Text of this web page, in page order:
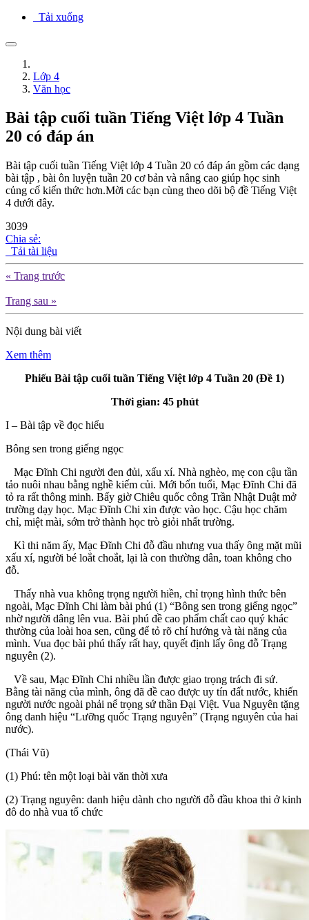
Tải xuống
Lớp 4
Văn học
Bài tập cuối tuần Tiếng Việt lớp 4 Tuần
20 có đáp án
Bài tập cuối tuần Tiếng Việt lớp 4 Tuần 20 có đáp án gồm các dạng
bài tập , bài ôn luyện tuần 20 cơ bản và nâng cao giúp học sinh
củng cố kiến thức hơn.Mời các bạn cùng theo dõi bộ đề Tiếng Việt
4 dưới đây.
3039
Chia sẻ:
Tải tài liệu
« Trang trước
Trang sau »
Nội dung bài viết
Xem thêm
Phiếu Bài tập cuối tuần Tiếng Việt lớp 4 Tuần 20 (Đề 1)
Thời gian: 45 phút
I – Bài tập về đọc hiểu
Bông sen trong giếng ngọc
Mạc Đĩnh Chi người đen đủi, xấu xí. Nhà nghèo, mẹ con cậu tần
tảo nuôi nhau bằng nghề kiếm củi. Mới bốn tuổi, Mạc Đĩnh Chi đã
tỏ ra rất thông minh. Bấy giờ Chiêu quốc công Trần Nhật Duật mở
trường dạy học. Mạc Đĩnh Chi xin được vào học. Cậu học chăm
chỉ, miệt mài, sớm trở thành học trò giỏi nhất trường.
Kì thi năm ấy, Mạc Đĩnh Chi đỗ đầu nhưng vua thấy ông mặt mũi
xấu xí, người bé loắt choắt, lại là con thường dân, toan không cho
đỗ.
Thấy nhà vua không trọng người hiền, chỉ trọng hình thức bên
ngoài, Mạc Đĩnh Chi làm bài phú (1) “Bông sen trong giếng ngọc”
nhờ người dâng lên vua. Bài phú đề cao phẩm chất cao quý khác
thường của loài hoa sen, cũng để tỏ rõ chí hướng và tài năng của
mình. Vua đọc bài phú thấy rất hay, quyết định lấy ông đỗ Trạng
nguyên (2).
Về sau, Mạc Đĩnh Chi nhiều lần được giao trọng trách đi sứ.
Bằng tài năng của mình, ông đã đề cao được uy tín đất nước, khiến
người nước ngoài phải nể trọng sứ thần Đại Việt. Vua Nguyên tặng
ông danh hiệu “Lưỡng quốc Trạng nguyên” (Trạng nguyên của hai
nước).
(Thái Vũ)
(1) Phú: tên một loại bài văn thời xưa
(2) Trạng nguyên: danh hiệu dành cho người đỗ đầu khoa thi ở kinh
đô do nhà vua tổ chức